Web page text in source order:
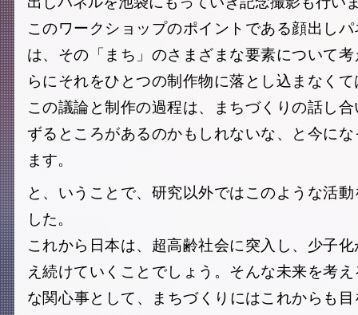
このワークショップのポイントである顔出し
は、その「まち」のさまざまな要素について
らにそれをひとつの制作物に落とし込まなく
この議論と制作の過程は、まちづくりの話し
ずるところがあるのかもしれないな、と今に
ます。
と、いうことで、研究以外ではこのような活
した。
これから日本は、超高齢社会に突入し、少子
え続けていくことでしょう。そんな未来を考
な関心事として、まちづくりにはこれからも